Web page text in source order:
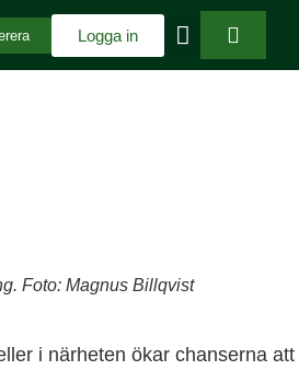
Logga in
Foto: Magnus Billqvist
i närheten ökar chanserna att